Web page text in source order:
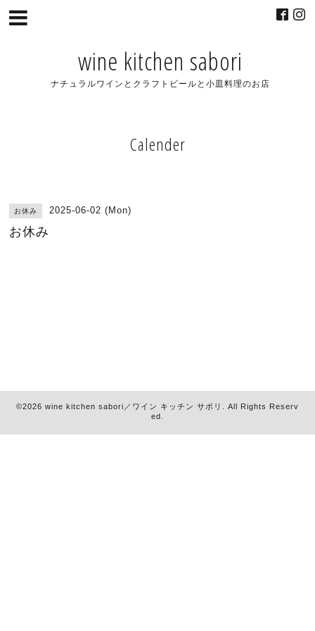
wine kitchen sabori
ナチュラルワインとクラフトビールと小皿料理のお店
Calender
お休み 2025-06-02 (Mon)
お休み
©2026 wine kitchen sabori／ワイン キッチン サボリ
. All Rights Reserv
ed.